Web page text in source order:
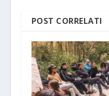
POST CORRELATI